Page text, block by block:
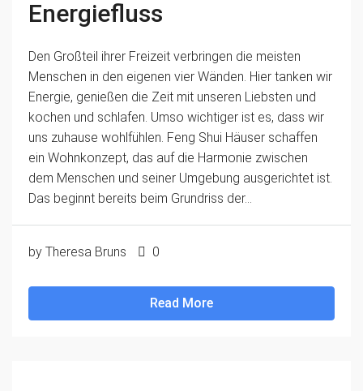
Energiefluss
Den Großteil ihrer Freizeit verbringen die meisten
Menschen in den eigenen vier Wänden. Hier tanken wir
Energie, genießen die Zeit mit unseren Liebsten und
kochen und schlafen. Umso wichtiger ist es, dass wir
uns zuhause wohlfühlen. Feng Shui Häuser schaffen
ein Wohnkonzept, das auf die Harmonie zwischen
dem Menschen und seiner Umgebung ausgerichtet ist.
Das beginnt bereits beim Grundriss der...
by Theresa Bruns 0
Read More